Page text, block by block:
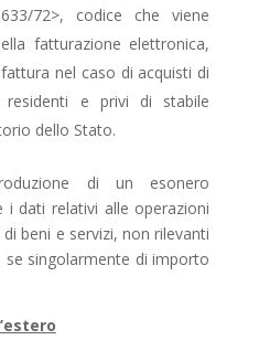
72>, codice che viene
fatturazione elettronica,
nel caso di acquisti di
e privi di stabile
dello Stato.
di un esonero
i dati relativi alle operazioni
beni e servizi, non rilevanti
singolarmente di importo